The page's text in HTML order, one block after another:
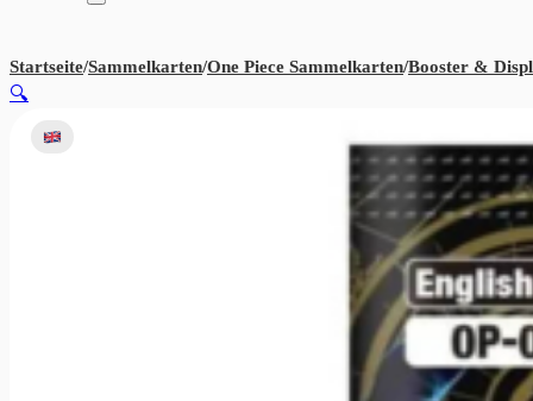
Startseite/Sammelkarten/One Piece Sammelkarten/Booster &
🔍